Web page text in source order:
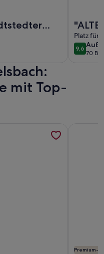
Platz für
9,69,6 von
70
(70
mit Top-
mit Kamin am Rennsteig
Premium-